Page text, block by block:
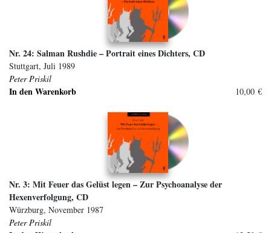
Nr. 24: Salman Rushdie – Portrait eines Dichters, CD
Stuttgart, Juli 1989
Peter Priskil
In den Warenkorb 10,00 €
Nr. 3: Mit Feuer das Gelüst legen – Zur Psychoanalyse der
Hexenverfolgung, CD
Würzburg, November 1987
Peter Priskil